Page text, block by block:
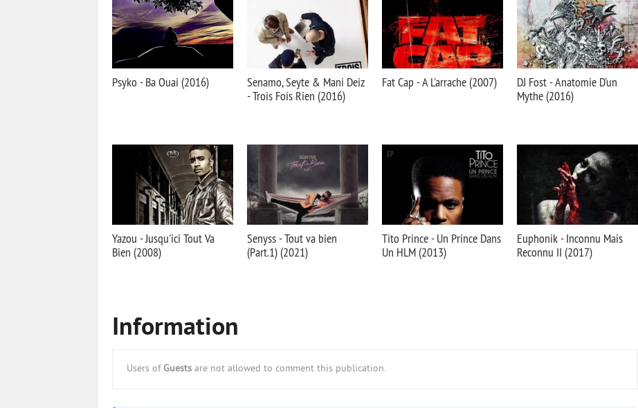
Psyko - Ba Ouai (2016)
Senamo, Seyte & Mani Deiz
- Trois Fois Rien (2016)
Fat Cap - A L'arrache (2007)
DJ Fost - Anatomie D'un
Mythe (2016)
Yazou - Jusqu'ici Tout Va
Bien (2008)
Senyss - Tout va bien
(Part.1) (2021)
Tito Prince - Un Prince Dans
Un HLM (2013)
Euphonik - Inconnu Mais
Reconnu II (2017)
Information
Users of Guests are not allowed to comment this publication.